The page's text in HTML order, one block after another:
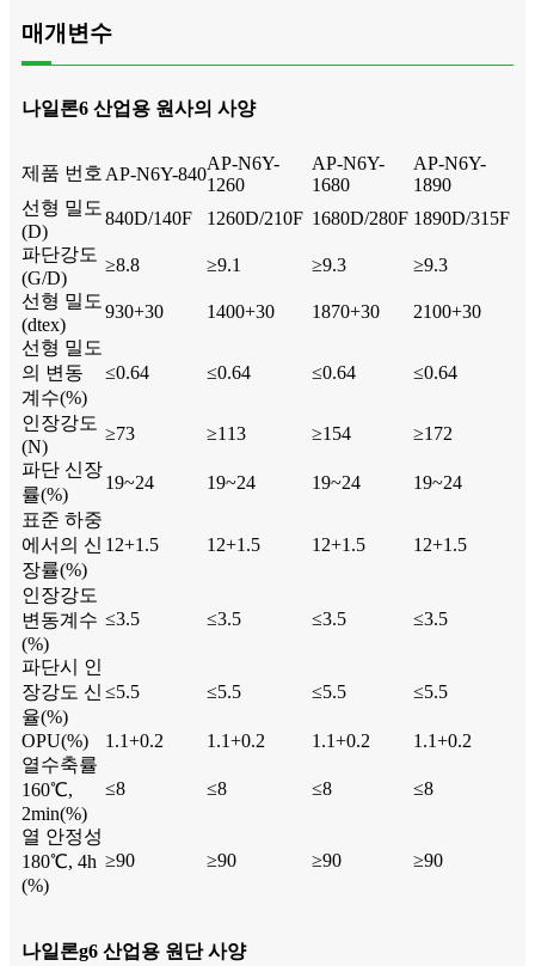
매개변수
나일론6 산업용 원사의 사양
제품 번호 AP-N6Y-840
AP-N6Y-
1260
AP-N6Y-
1680
AP-N6Y-
1890
선형 밀도
(D)
840D/140F 1260D/210F 1680D/280F 1890D/315F
파단강도
(G/D)
≥8.8 ≥9.1 ≥9.3
≥9.3
선형 밀도
(dtex)
930+30 1400+30 1870+30
2100+30
선형 밀도
의 변동
계수(%)
≤0.64 ≤0.64 ≤0.64 ≤0.64
인장강도
(N)
≥73 ≥113 ≥154
≥172
파단 신장
률(%)
19~24 19~24 19~24
19~24
표준 하중
에서의 신
장률(%)
12+1.5 12+1.5 12+1.5 12+1.5
인장강도
변동계수
(%)
≤3.5 ≤3.5 ≤3.5 ≤3.5
파단시 인
장강도 신
율(%)
≤5.5 ≤5.5 ≤5.5 ≤5.5
OPU(%) 1.1+0.2 1.1+0.2 1.1+0.2
1.1+0.2
열수축률
160℃,
2min(%)
≤8 ≤8 ≤8 ≤8
열 안정성
180℃, 4h
(%)
≥90 ≥90 ≥90 ≥90
나일론g6 산업용 원단 사양